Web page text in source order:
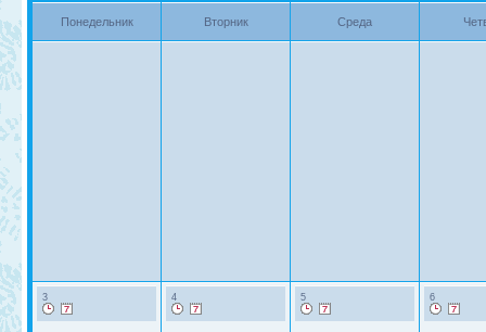
Понедельник Вторник Среда
3 4 5 6